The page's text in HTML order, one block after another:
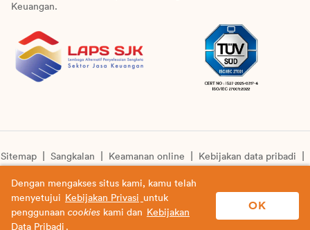
Keuangan.
Sitemap Sangkalan Keamanan online
Kebijakan data pribadi
© Copyright 2026 PT FWD Insurance Indonesia. All rights
reserved.
Dengan mengakses situs kami, kamu telah
menyetujui
Kebijakan Privasi untuk
penggunaan cookies kami dan
Kebijakan
Data Pribadi .
OK